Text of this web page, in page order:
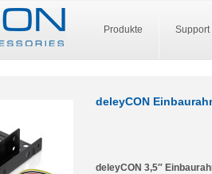
Produkte Support
deleyCON
deleyCON 3,5″